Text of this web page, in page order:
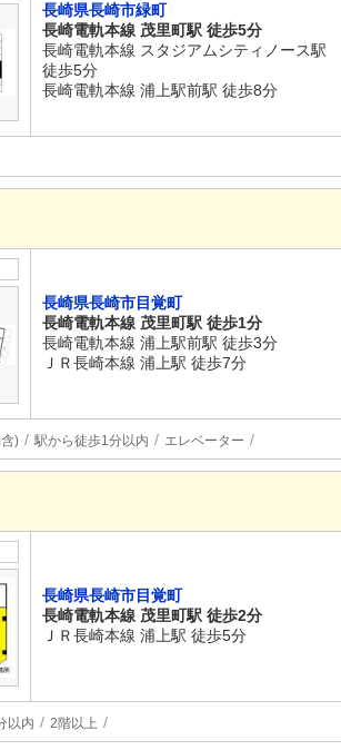
長崎県長崎市緑町
長崎電軌本線 茂里町駅 徒歩5分
長崎電軌本線 スタジアムシティノース駅
徒歩5分
長崎電軌本線 浦上駅前駅 徒歩8分
長崎県長崎市目覚町
長崎電軌本線 茂里町駅 徒歩1分
長崎電軌本線 浦上駅前駅 徒歩3分
ＪＲ長崎本線 浦上駅 徒歩7分
) 駅から徒歩1分以内 エレベーター
長崎県長崎市目覚町
長崎電軌本線 茂里町駅 徒歩2分
ＪＲ長崎本線 浦上駅 徒歩5分
以内 2階以上